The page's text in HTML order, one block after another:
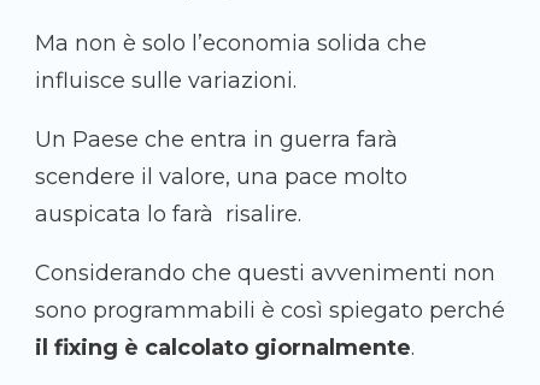
Ma non è solo l’economia solida che
influisce sulle variazioni.
Un Paese che entra in guerra farà
scendere il valore, una pace molto
auspicata lo farà risalire.
Considerando che questi avvenimenti non
sono programmabili è così spiegato perché
il fixing è calcolato giornalmente.